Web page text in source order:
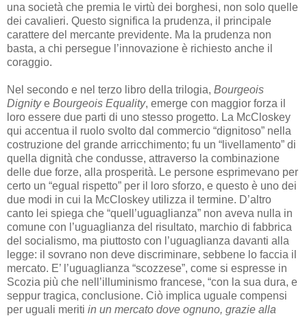
una società che premia le virtù dei borghesi, non solo quelle
dei cavalieri. Questo significa la prudenza, il principale
carattere del mercante previdente. Ma la prudenza non
basta, a chi persegue l’innovazione è richiesto anche il
coraggio.
Nel secondo e nel terzo libro della trilogia, Bourgeois
Dignitye Bourgeois Equality, emerge con maggior forza il
loro essere due parti di uno stesso progetto. La McCloskey
qui accentua il ruolo svolto dal commercio “dignitoso” nella
costruzione del grande arricchimento; fu un “livellamento” di
quella dignità che condusse, attraverso la combinazione
delle due forze, alla prosperità. Le persone esprimevano per
certo un “egual rispetto” per il loro sforzo, e questo è uno dei
due modi in cui la McCloskey utilizza il termine. D’altro
canto lei spiega che “quell’uguaglianza” non aveva nulla in
comune con l’uguaglianza del risultato, marchio di fabbrica
del socialismo, ma piuttosto con l’uguaglianza davanti alla
legge: il sovrano non deve discriminare, sebbene lo faccia il
mercato. E’ l’uguaglianza “scozzese”, come si espresse in
Scozia più che nell’illuminismo francese, “con la sua dura, e
seppur tragica, conclusione. Ciò implica uguale compensi
per uguali meriti in un mercato dove ognuno, grazie alla